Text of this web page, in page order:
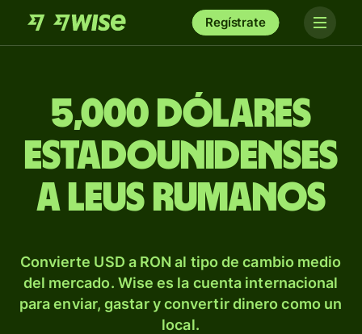
Regístrate
5,000 dólares
estadounidenses
a leus rumanos
Convierte USD a RON al tipo de cambio medio
del mercado. Wise es la cuenta internacional
para enviar, gastar y convertir dinero como un
local.